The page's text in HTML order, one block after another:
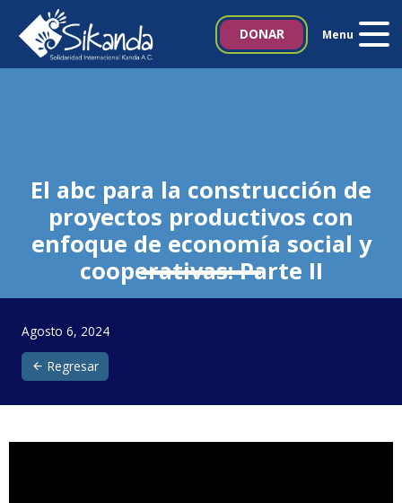
DONAR Menu
Inicio
Noticias
Biblioteca SIKANDA
Contacto
Italia 5×1000
El abc para la construcción de
proyectos productivos con
enfoque de economía social y
cooperativas: Parte II
Agosto 6, 2024
Regresar